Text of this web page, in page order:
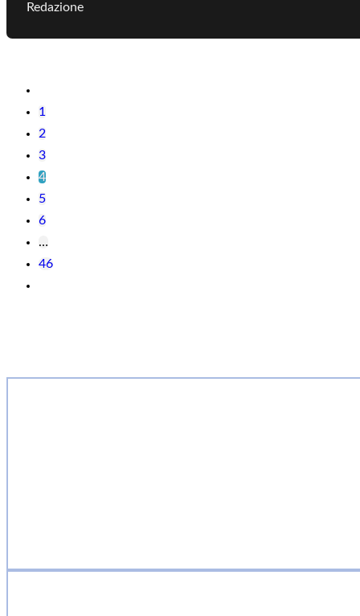
Redazione
1
2
3
4
5
6
…
46